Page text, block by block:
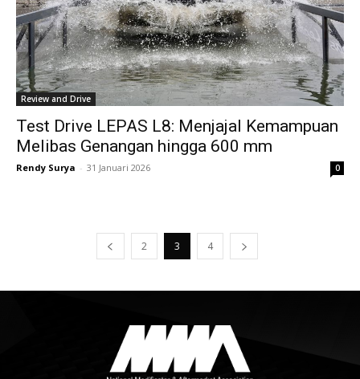
Review and Drive
Test Drive LEPAS L8: Menjajal Kemampuan
Melibas Genangan hingga 600 mm
Rendy Surya - 31 Januari 2026 0
2 3 4